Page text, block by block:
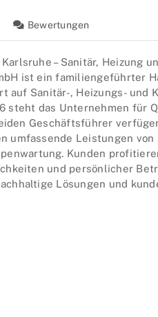
Bewertungen
– Sanitär, Heizung
ist ein familiengeführter
auf Sanitär-, Heizungs- und
steht das Unternehmen für
Geschäftsführer
umfassende Leistungen
Kunden
und persönlicher
Lösungen und